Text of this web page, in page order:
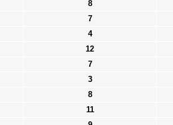
8
7
4
12
7
3
8
11